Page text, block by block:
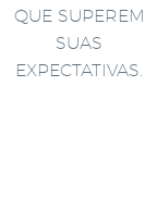
QUE SUPEREM
SUAS
EXPECTATIVAS.